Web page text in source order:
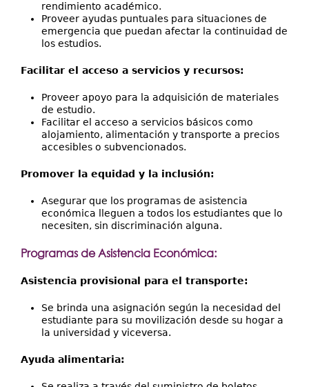
rendimiento académico.
Proveer ayudas puntuales para situaciones de
emergencia que puedan afectar la continuidad de
los estudios.
Facilitar el acceso a servicios y recursos:
Proveer apoyo para la adquisición de materiales
de estudio.
Facilitar el acceso a servicios básicos como
alojamiento, alimentación y transporte a precios
accesibles o subvencionados.
Promover la equidad y la inclusión:
Asegurar que los programas de asistencia
económica lleguen a todos los estudiantes que lo
necesiten, sin discriminación alguna.
Programas de Asistencia Económica:
Asistencia provisional para el transporte:
Se brinda una asignación según la necesidad del
estudiante para su movilización desde su hogar a
la universidad y viceversa.
Ayuda alimentaria: